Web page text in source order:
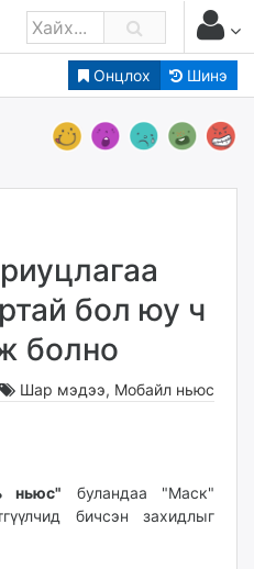
Онцлох Шинэ
бол юу ч
болно
Шар мэдээ, Мобайл ньюс
ньюс" буландаа "Маск"
бичсэн захидлыг